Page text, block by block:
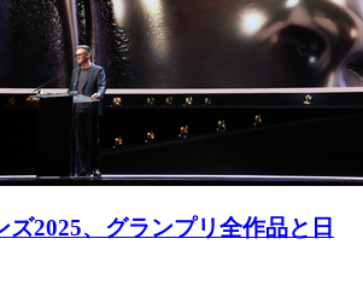
ズ2025、グランプリ全作品と日